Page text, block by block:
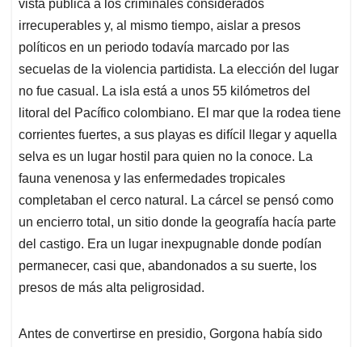
vista pública a los criminales considerados
irrecuperables y, al mismo tiempo, aislar a presos
políticos en un periodo todavía marcado por las
secuelas de la violencia partidista. La elección del lugar
no fue casual. La isla está a unos 55 kilómetros del
litoral del Pacífico colombiano. El mar que la rodea tiene
corrientes fuertes, a sus playas es difícil llegar y aquella
selva es un lugar hostil para quien no la conoce. La
fauna venenosa y las enfermedades tropicales
completaban el cerco natural. La cárcel se pensó como
un encierro total, un sitio donde la geografía hacía parte
del castigo. Era un lugar inexpugnable donde podían
permanecer, casi que, abandonados a su suerte, los
presos de más alta peligrosidad.
Antes de convertirse en presidio, Gorgona había sido